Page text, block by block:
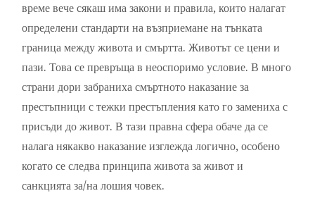
време вече сякаш има закони и правила, които налагат
определени стандарти на възприемане на тънката
граница между живота и смъртта. Животът се цени и
пази. Това се превръща в неоспоримо условие. В много
страни дори забраниха смъртното наказание за
престъпници с тежки престъпления като го замениха с
присъди до живот. В тази правна сфера обаче да се
налага някакво наказание изглежда логично, особено
когато се следва принципа живота за живот и
санкцията за/на лошия човек.